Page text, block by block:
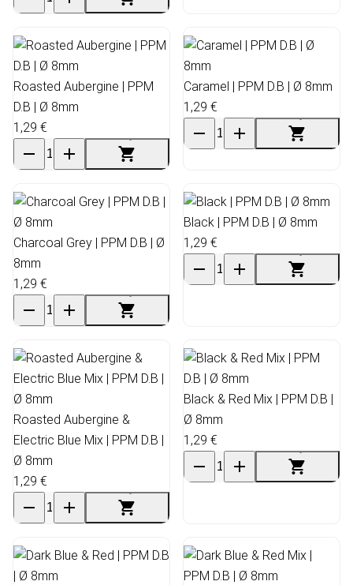
Roasted Aubergine | PPM
D.B | Ø 8mm
1,29 €
Caramel | PPM D.B | Ø 8mm
1,29 €
Charcoal Grey | PPM D.B | Ø
8mm
1,29 €
Black | PPM D.B | Ø 8mm
1,29 €
Roasted Aubergine &
Electric Blue Mix | PPM D.B |
Ø 8mm
1,29 €
Black & Red Mix | PPM D.B |
Ø 8mm
1,29 €